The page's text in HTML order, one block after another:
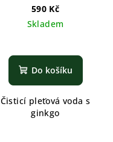
590 Kč
Skladem
Do košíku
Čisticí pleťová voda s
ginkgo